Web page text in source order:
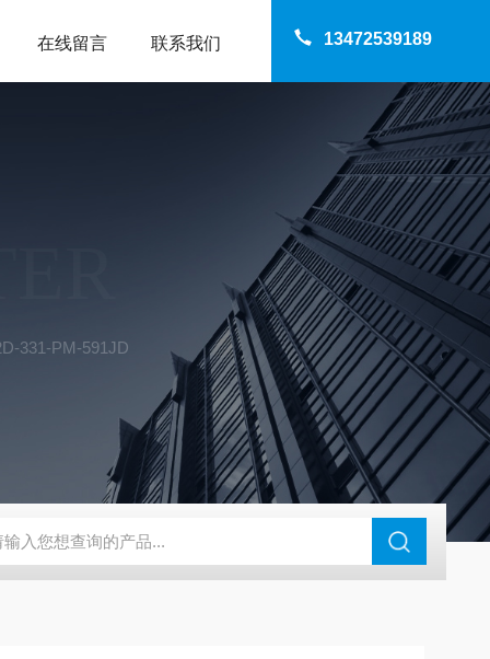
13472539189
在线留言 联系我们
331-PM-591JD
180-4E1-AC220V 麦特沃克